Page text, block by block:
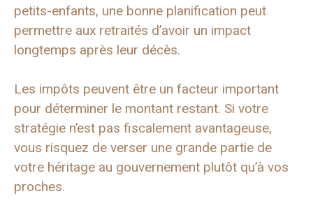
petits-enfants, une bonne planification peut
permettre aux retraités d’avoir un impact
longtemps après leur décès.
Les impôts peuvent être un facteur important
pour déterminer le montant restant. Si votre
stratégie n’est pas fiscalement avantageuse,
vous risquez de verser une grande partie de
votre héritage au gouvernement plutôt qu’à vos
proches.